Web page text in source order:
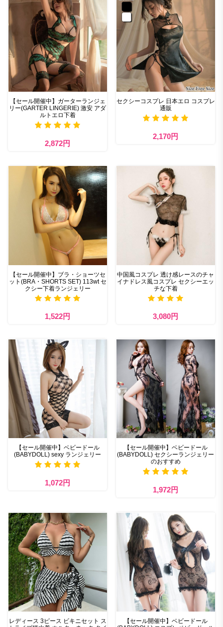
【セール開催中】ガーターランジェ
リー(GARTER LINGERIE) 激安 アダ
ルトエロ下着
2,872円
セクシーコスプレ 日本エロ コスプレ
通販
2,170円
【セール開催中】ブラ・ショーツセ
ット(BRA・SHORTS SET) 113wt セ
クシー下着ランジェリー
1,522円
中国風コスプレ 透け感レースのチャ
イナドレス風コスプレ セクシーエッ
チな下着
3,080円
【セール開催中】ベビードール
(BABYDOLL) sexy ランジェリー
1,072円
【セール開催中】ベビードール
(BABYDOLL) セクシーランジェリー
のおすすめ
1,972円
レディース 3ピース ビキニセット ス
【セール開催中】ベビードール